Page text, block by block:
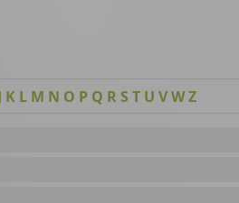
K L M N O P Q R S T U VWZ